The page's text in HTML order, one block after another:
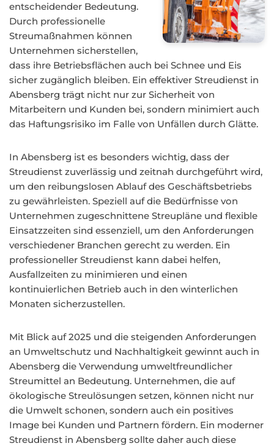
entscheidender Bedeutung.
Durch professionelle
Streumaßnahmen können
Unternehmen sicherstellen,
dass ihre Betriebsflächen auch bei Schnee und Eis
sicher zugänglich bleiben. Ein effektiver Streudienst in
Abensberg trägt nicht nur zur Sicherheit von
Mitarbeitern und Kunden bei, sondern minimiert auch
das Haftungsrisiko im Falle von Unfällen durch Glätte.
In Abensberg ist es besonders wichtig, dass der
Streudienst zuverlässig und zeitnah durchgeführt wird,
um den reibungslosen Ablauf des Geschäftsbetriebs
zu gewährleisten. Speziell auf die Bedürfnisse von
Unternehmen zugeschnittene Streupläne und flexible
Einsatzzeiten sind essenziell, um den Anforderungen
verschiedener Branchen gerecht zu werden. Ein
professioneller Streudienst kann dabei helfen,
Ausfallzeiten zu minimieren und einen
kontinuierlichen Betrieb auch in den winterlichen
Monaten sicherzustellen.
Mit Blick auf 2025 und die steigenden Anforderungen
an Umweltschutz und Nachhaltigkeit gewinnt auch in
Abensberg die Verwendung umweltfreundlicher
Streumittel an Bedeutung. Unternehmen, die auf
ökologische Streulösungen setzen, können nicht nur
die Umwelt schonen, sondern auch ein positives
Image bei Kunden und Partnern fördern. Ein moderner
Streudienst in Abensberg sollte daher auch diese